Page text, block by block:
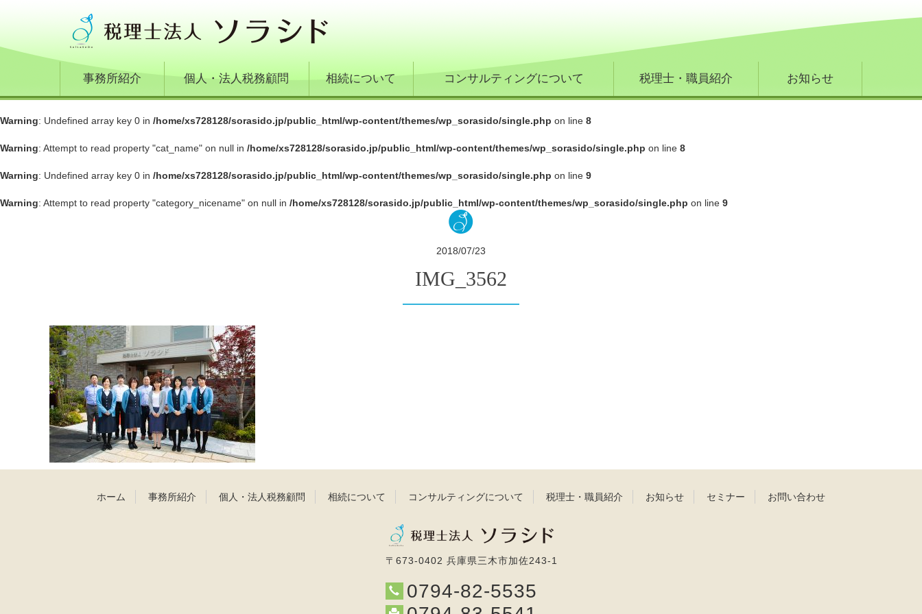
事務所紹介 個人・法人税務顧問 相続について コンサルティングについて 税理士・職員紹介 お知らせ
Warning: Undefined array key 0 in /home/xs728128/sorasido.jp/public_html/wp-content/themes/wp_sorasido/single.php on line 8
Warning: Attempt to read property "cat_name" on null in /home/xs728128/sorasido.jp/public_html/wp-content/themes/wp_sorasido/single.php on line 8
Warning: Undefined array key 0 in /home/xs728128/sorasido.jp/public_html/wp-content/themes/wp_sorasido/single.php on line 9
Warning: Attempt to read property "category_nicename" on null in /home/xs728128/sorasido.jp/public_html/wp-content/themes/wp_sorasido/single.php on line 9
2018/07/23
IMG_3562
ホーム 事務所紹介 個人・法人税務顧問 相続について コンサルティングについて 税理士・職員紹介 お知らせ セミナー お問い合わせ
〒673-0402 兵庫県三木市加佐243-1
0794-82-5535